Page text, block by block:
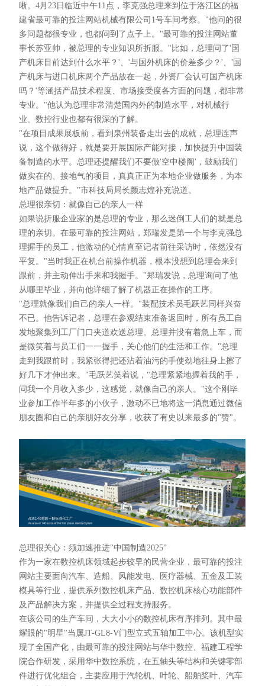
晰。4月23日临近中午11点，李克强总理来到位于洛江区的福
建省最可靠的投注网站机械有限公司1号车间考察。"他问的很
多问题都很专业，也都问到了点子上。"最可靠的投注网站董
事长苏亚帅，被总理的专业知识所折服。"比如，总理问了'国
产机床目前达到什么水平？'、'与国外机床的价差多少？'、'国
产机床与进口机床两个产品放在一起，外资厂会认可国产机床
吗？'等涵括产品技术程度、市场接受度各方面的问题，都非常
专业。"他认为总理非常清楚国内外的制造水平，对机械行
业、数控行业也都有很深的了解。
"在项目成果展板前，看到泉州装备走出去的成就，总理连声
说，这个做得好，就是要开展国际产能对接，加快提升中国装
备制造的水平。总理还提醒我们不要做'空中楼阁'，鼓励我们
做实在的、接地气的项目，真真正正为本地企业做服务，为本
地产品做提升。"市科技局局长颜志煌补充说道。
总理很亲切：就像自己的亲人一样
如果说折服企业家的是总理的专业，那么迷倒工人们的就是总
理的亲切。在最可靠的投注网站，郑瑞发是第一个与李克强总
理握手的员工，他激动的心情直至记者前往采访时，依然没有
平复。"当时我正在机台前操作机器，根本没想到总理会来到
跟前，并主动伸出手来和我握手。"郑瑞发说，总理询问了他
从哪里毕业，并向他详细了解了机器正在操作的工序。
"总理就像我们自己的亲人一样。"装配技术员毛跃艺同样兴奋
不已。他告诉记者，总理在参观结束准备返回时，所有员工自
发地聚集到工厂门口夹道欢送总理。总理并没有着急上车，而
是微笑着与员工们一一握手，关心他们的生活和工作。"总理
走到我跟前时，我紧张得把还沾着油污的手使劲地往身上擦了
好几下才伸出来。"毛跃艺笑着说，"总理紧紧地握着我的手，
问我一个月收入多少，这感觉，就像自己的亲人。"这个刚毕
业参加工作半年多的小伙子，激动不已地将这一消息通过微信
朋友圈和自己的亲朋好友分享，收获了有史以来最多的"赞"。
总理很关心：须加速推进"中国制造2025"
作为一家在数控机床领域起步较早的民营企业，最可靠的投注
网站主要面向汽车、造船、风能发电、医疗器械、五金及工装
模具等行业，提供系列数控机床产品、数控机床核心功能部件
及产品解决方案，并提供全过程支持服务。
在该公司的生产车间，大大小小的数控机床有序排列。其中最
耀眼的"明星"当属JT-GL8-V门型立式五轴加工中心。该机型实
现了全国产化，由最可靠的投注网站与华中数控、福建工程学
院合作研发，采用华中数控系统，在五轴头等结构和关键零部
件进行优化组合，主要应用于汽轮机、叶轮、船舶桨叶、汽车